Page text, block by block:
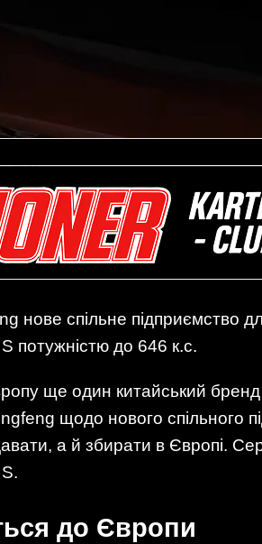
нове спільне
потужністю до 646 к.с.
ще один китайський
щодо нового спільного
а й збирати в Європі.
до Європи